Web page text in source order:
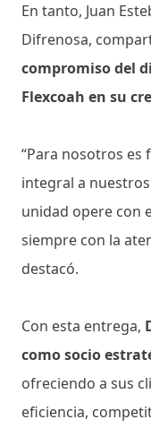
En tanto, Juan
Difrenosa,
compromiso del
Flexcoah en su
“Para nosotros
integral a
unidad opere con
siempre con la
destacó.
Con esta entrega,
como socio
ofreciendo a sus
eficiencia,